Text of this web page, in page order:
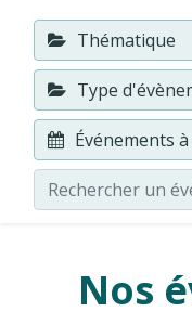
Thématique
Type
Événements
Nos